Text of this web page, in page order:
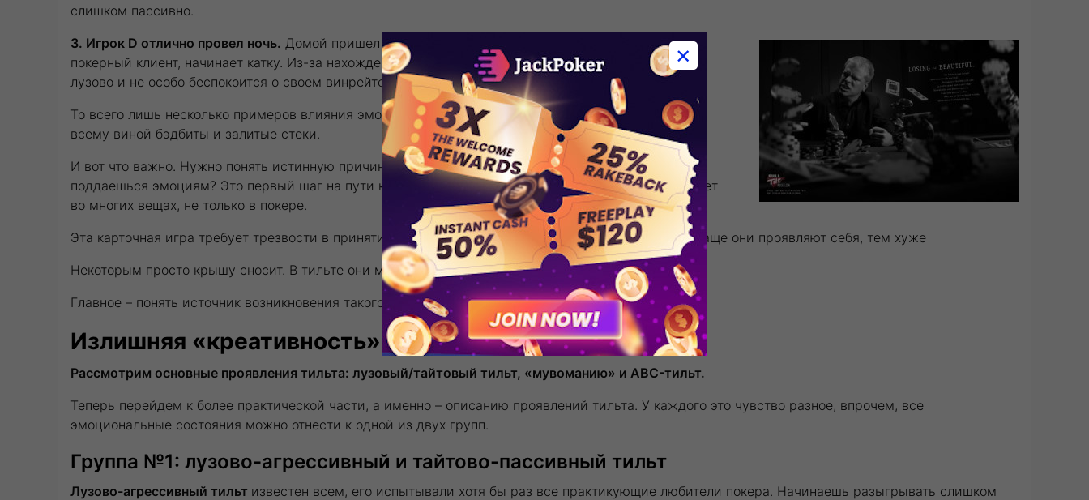
слишком пассивно.
3. Игрок D отлично провел ночь. Домой пришел поздно, но в приподнятом настроении. Открывает
покерный клиент, начинает катку. Из-за нахождения в «приподнятом настроении» он играет очень
лузово и не особо беспокоится о своем винрейте.
То всего лишь несколько примеров влияния эмоционального состояния на игровой процесс. Часто
всему виной бэдбиты и залитые стеки.
И вот что важно. Нужно понять истинную причину тильта. Почему ты перестаешь играть хорошо и
поддаешься эмоциям? Это первый шаг на пути к подавлению тильта. Поиск первопричины помогает
во многих вещах, не только в покере.
Эта карточная игра требует трезвости в принятии решений. Любые эмоции только мешают. Чем чаще они проявляют себя, тем хуже
Некоторым просто крышу сносит. В тильте они могут засадить весь банкролл.
Главное – понять источник возникновения такого состояния и определить тип тильта.
Излишняя «креативность» vs. ABC-покер
Рассмотрим основные проявления тильта: лузовый/тайтовый тильт, «мувоманию» и ABC-тильт.
Теперь перейдем к более практической части, а именно – описанию проявлений тильта. У каждого это чувство разное, впрочем, все
эмоциональные состояния можно отнести к одной из двух групп.
Группа №1: лузово-агрессивный и тайтово-пассивный тильт
Лузово-агрессивный тильт известен всем, его испытывали хотя бы раз все практикующие любители покера. Начинаешь разыгрывать слишком
×